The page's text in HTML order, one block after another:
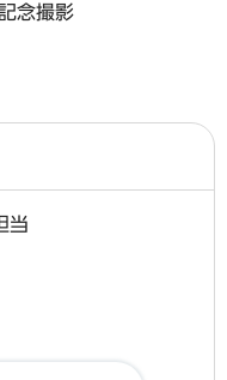
念撮影
当